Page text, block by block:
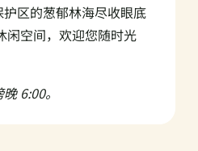
区的葱郁林海尽收眼底
空间，欢迎您随时光
6:00。